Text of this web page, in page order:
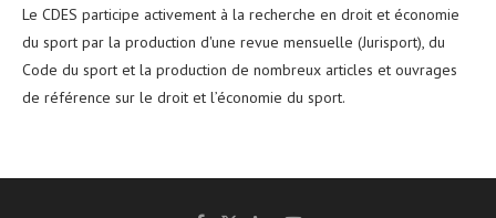
Le CDES participe activement à la recherche en droit et économie
du sport par la production d'une revue mensuelle (Jurisport), du
Code du sport et la production de nombreux articles et ouvrages
de référence sur le droit et l’économie du sport.